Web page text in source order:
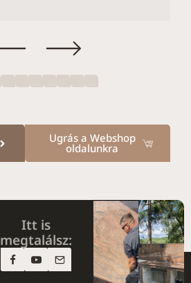
Ugrás a Webshop
oldalunkra
Itt is
megtalálsz: